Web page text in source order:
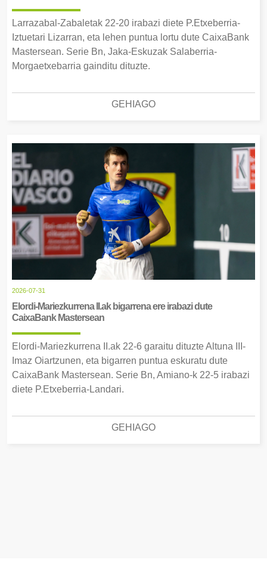
Larrazabal-Zabaletak 22-20 irabazi diete P.Etxeberria-
Iztuetari Lizarran, eta lehen puntua lortu dute CaixaBank
Mastersean. Serie Bn, Jaka-Eskuzak Salaberria-
Morgaetxebarria gainditu dituzte.
GEHIAGO
2026-07-31
Elordi-Mariezkurrena II.ak bigarrena ere irabazi dute
CaixaBank Mastersean
Elordi-Mariezkurrena II.ak 22-6 garaitu dituzte Altuna III-
Imaz Oiartzunen, eta bigarren puntua eskuratu dute
CaixaBank Mastersean. Serie Bn, Amiano-k 22-5 irabazi
diete P.Etxeberria-Landari.
GEHIAGO